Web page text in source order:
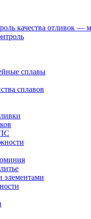
качества отливок —
сплавы
сплавов
элементами